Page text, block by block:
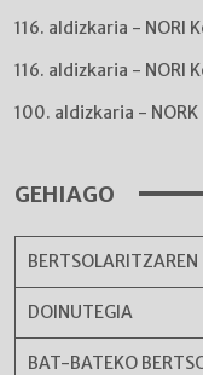
116. aldizkaria - NORI
116. aldizkaria - NORI
100. aldizkaria - NORK
GEHIAGO
DOINUTEGIA
BAT-BATEKO